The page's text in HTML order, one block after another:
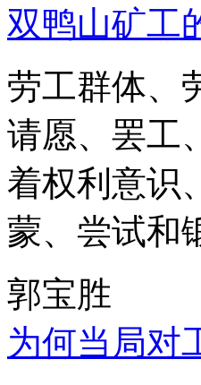
双鸭山矿工
劳工群体、
请愿、罢工
着权利意识
蒙、尝试和
郭宝胜
为何当局对